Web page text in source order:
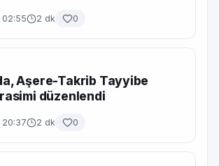
02:55 2 dk 0
Aşere-Takrib Tayyibe
düzenlendi
20:37 2 dk 0